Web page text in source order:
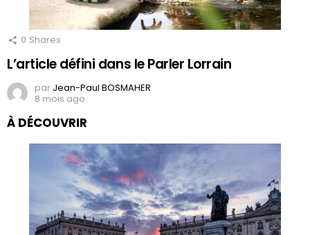
0 Shares
L’article défini dans le Parler Lorrain
par Jean-Paul BOSMAHER
8 mois ago
À DÉCOUVRIR